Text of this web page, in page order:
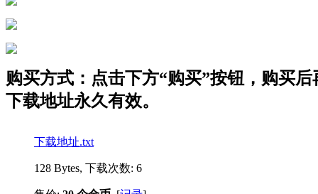
购买方式：点击下方“购买”按钮，购买
下载地址永久有效。
下载地址.txt
128 Bytes, 下载次数: 6